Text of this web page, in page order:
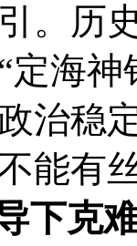
。历
定海
治稳
能有
下克